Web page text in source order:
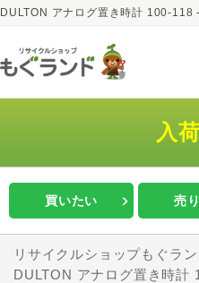
DULTON アナログ置き時計 100-118
入
買いたい 売
リサイクルショップもぐラ
DULTON アナログ置き時計